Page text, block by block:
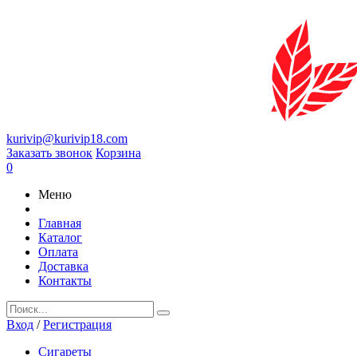
kurivip@kurivip18.com
Заказать звонок Корзина
0
Меню
Главная
Каталог
Оплата
Доставка
Контакты
Вход /Регистрация
Сигареты